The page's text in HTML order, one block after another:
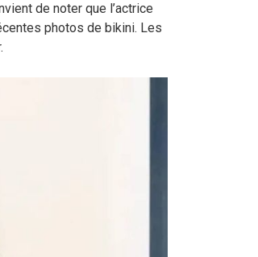
de noter que l’actrice
photos de bikini. Les